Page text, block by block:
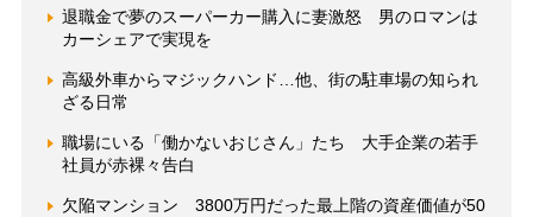
退職金で夢のスーパーカー購入に妻激怒 男のロマンは
カーシェアで実現を
高級外車からマジックハンド…他、街の駐車場の知られ
ざる日常
職場にいる「働かないおじさん」たち 大手企業の若手
社員が赤裸々告白
欠陥マンション 3800万円だった最上階の資産価値が50